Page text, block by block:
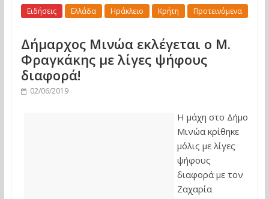
Ειδήσεις Ελλάδα Ηράκλειο Κρήτη Προτεινόμενα
Δήμαρχος Μινώα εκλέγεται ο Μ.
Φραγκάκης με λίγες ψήφους
διαφορά!
02/06/2019
Η μάχη στο Δήμο
Μινώα κρίθηκε
μόλις με λίγες
ψήφους
διαφορά με τον
Ζαχαρία